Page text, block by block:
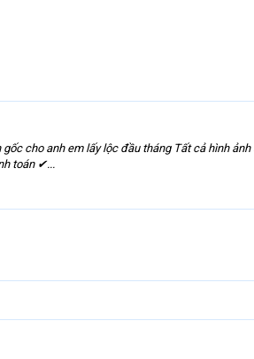
anh em lấy lộc đầu tháng Tất cả hình ảnh
toán ✔...